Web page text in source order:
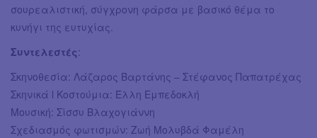
σουρεαλιστική, σύγχρονη φάρσα με βασικό θέμα το
κυνήγι της ευτυχίας.
Συντελεστές:
Σκηνοθεσία: Λάζαρος Βαρτάνης – Στέφανος Παπατρέχας
Σκηνικά l Κοστούμια: Έλλη Εμπεδοκλή
Μουσική: Σίσσυ Βλαχογιάννη
Σχεδιασμός φωτισμών: Ζωή Μολυβδά Φαμέλη